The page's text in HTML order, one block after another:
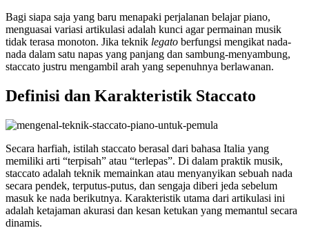
Bagi siapa saja yang baru menapaki perjalanan belajar piano,
menguasai variasi artikulasi adalah kunci agar permainan musik
tidak terasa monoton. Jika teknik legato berfungsi mengikat nada-
nada dalam satu napas yang panjang dan sambung-menyambung,
staccato justru mengambil arah yang sepenuhnya berlawanan.
Definisi dan Karakteristik Staccato
Secara harfiah, istilah staccato berasal dari bahasa Italia yang
memiliki arti “terpisah” atau “terlepas”. Di dalam praktik musik,
staccato adalah teknik memainkan atau menyanyikan sebuah nada
secara pendek, terputus-putus, dan sengaja diberi jeda sebelum
masuk ke nada berikutnya. Karakteristik utama dari artikulasi ini
adalah ketajaman akurasi dan kesan ketukan yang memantul secara
dinamis.